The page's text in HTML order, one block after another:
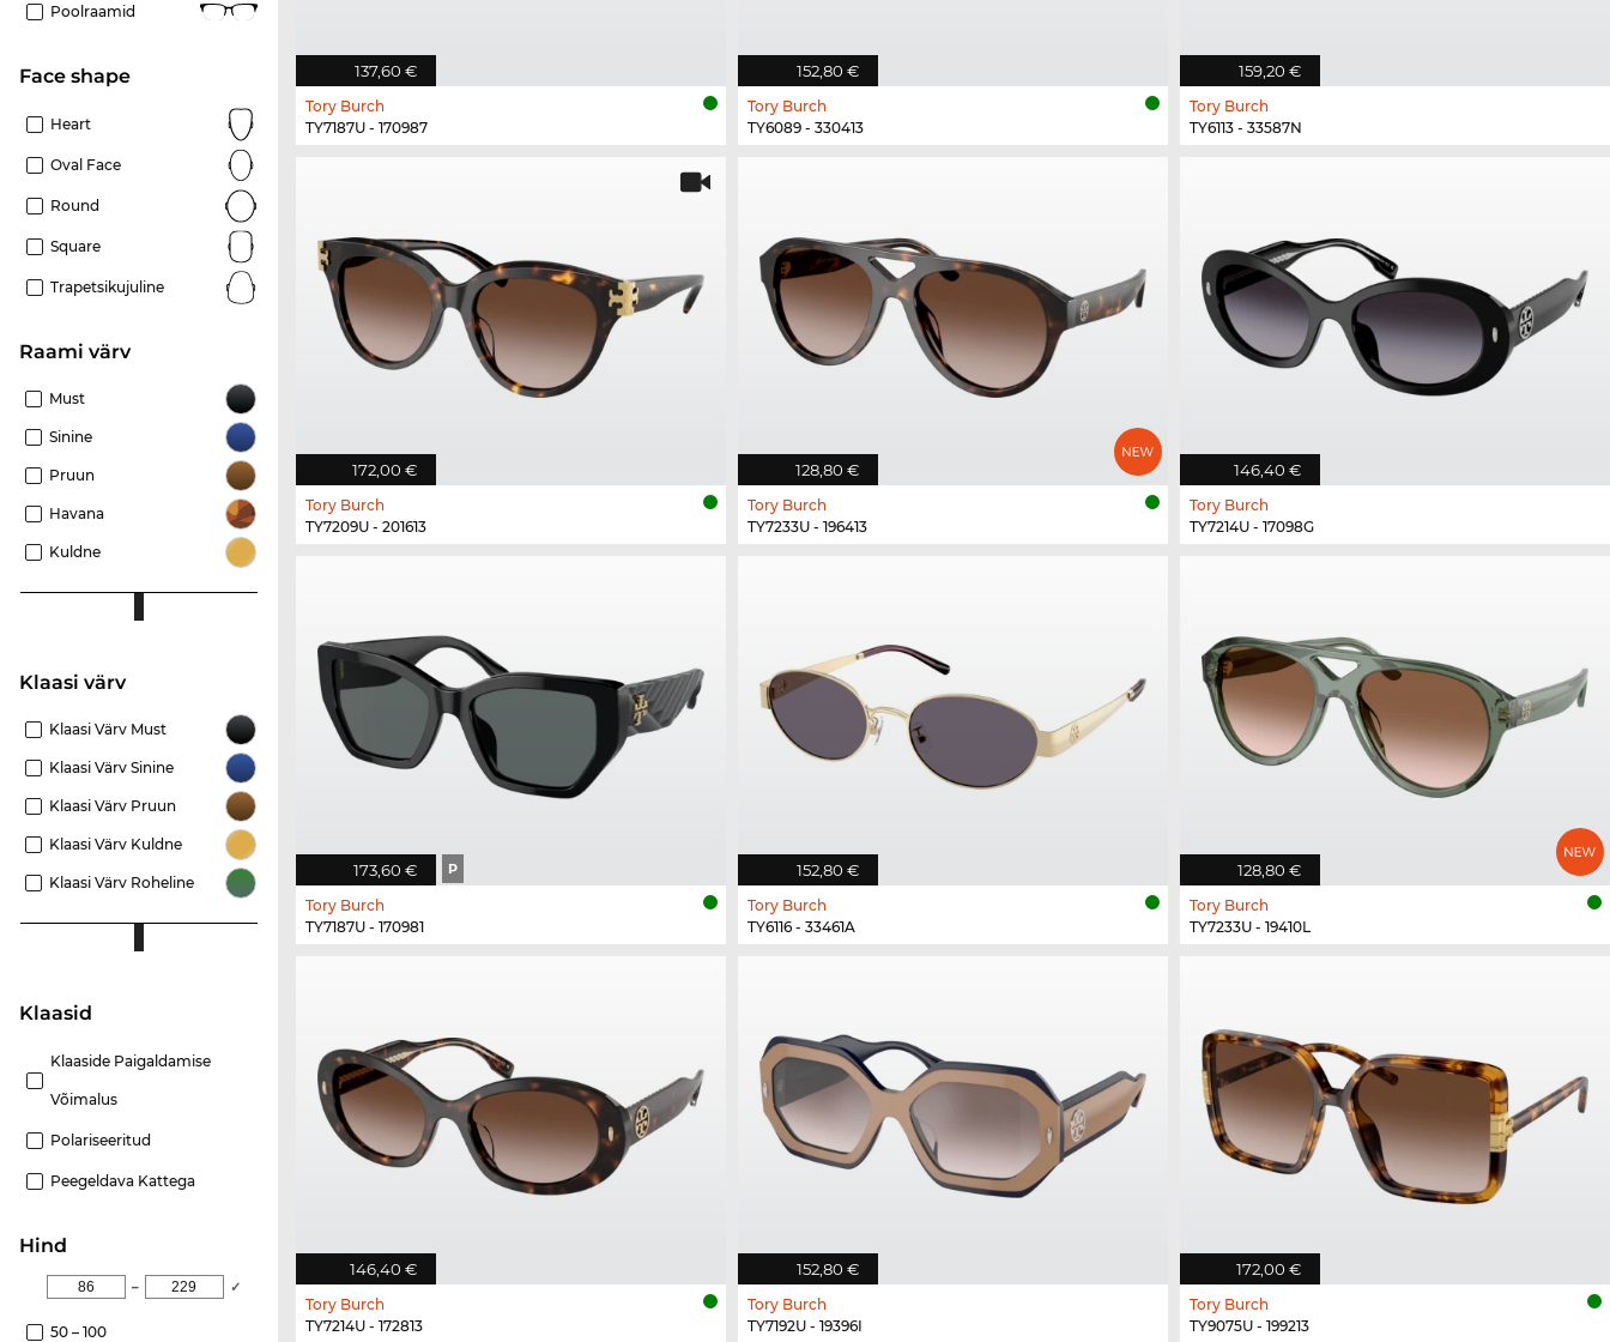
Poolraamid
Face shape
Heart
Oval Face
Round
Square
Trapetsikujuline
Raami värv
Must
Sinine
Pruun
Havana
Kuldne
Klaasi värv
Klaasi Värv Must
Klaasi Värv Sinine
Klaasi Värv Pruun
Klaasi Värv Kuldne
Klaasi Värv Roheline
Klaasid
Klaaside Paigaldamise
Võimalus
Polariseeritud
Peegeldava Kattega
Hind
– ✓
50 – 100
137,60 €
Tory Burch
TY7187U - 170987
152,80 €
Tory Burch
TY6089 - 330413
159,20 €
Tory Burch
TY6113 - 33587N
172,00 €
Tory Burch
TY7209U - 201613
128,80 €
Tory Burch
TY7233U - 196413
146,40 €
Tory Burch
TY7214U - 17098G
173,60 € P
Tory Burch
TY7187U - 170981
152,80 €
Tory Burch
TY6116 - 33461A
128,80 €
Tory Burch
TY7233U - 19410L
146,40 €
Tory Burch
TY7214U - 172813
152,80 €
Tory Burch
TY7192U - 19396I
172,00 €
Tory Burch
TY9075U - 199213